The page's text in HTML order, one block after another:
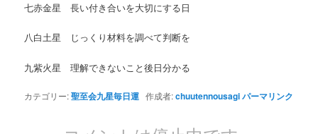
七赤金星 長い付き合いを大切にする日
八白土星 じっくり材料を調べて判断を
九紫火星 理解できないこと後日分かる
カテゴリー:聖至会九星毎日運 作成者:chuutennousagiパーマリンク